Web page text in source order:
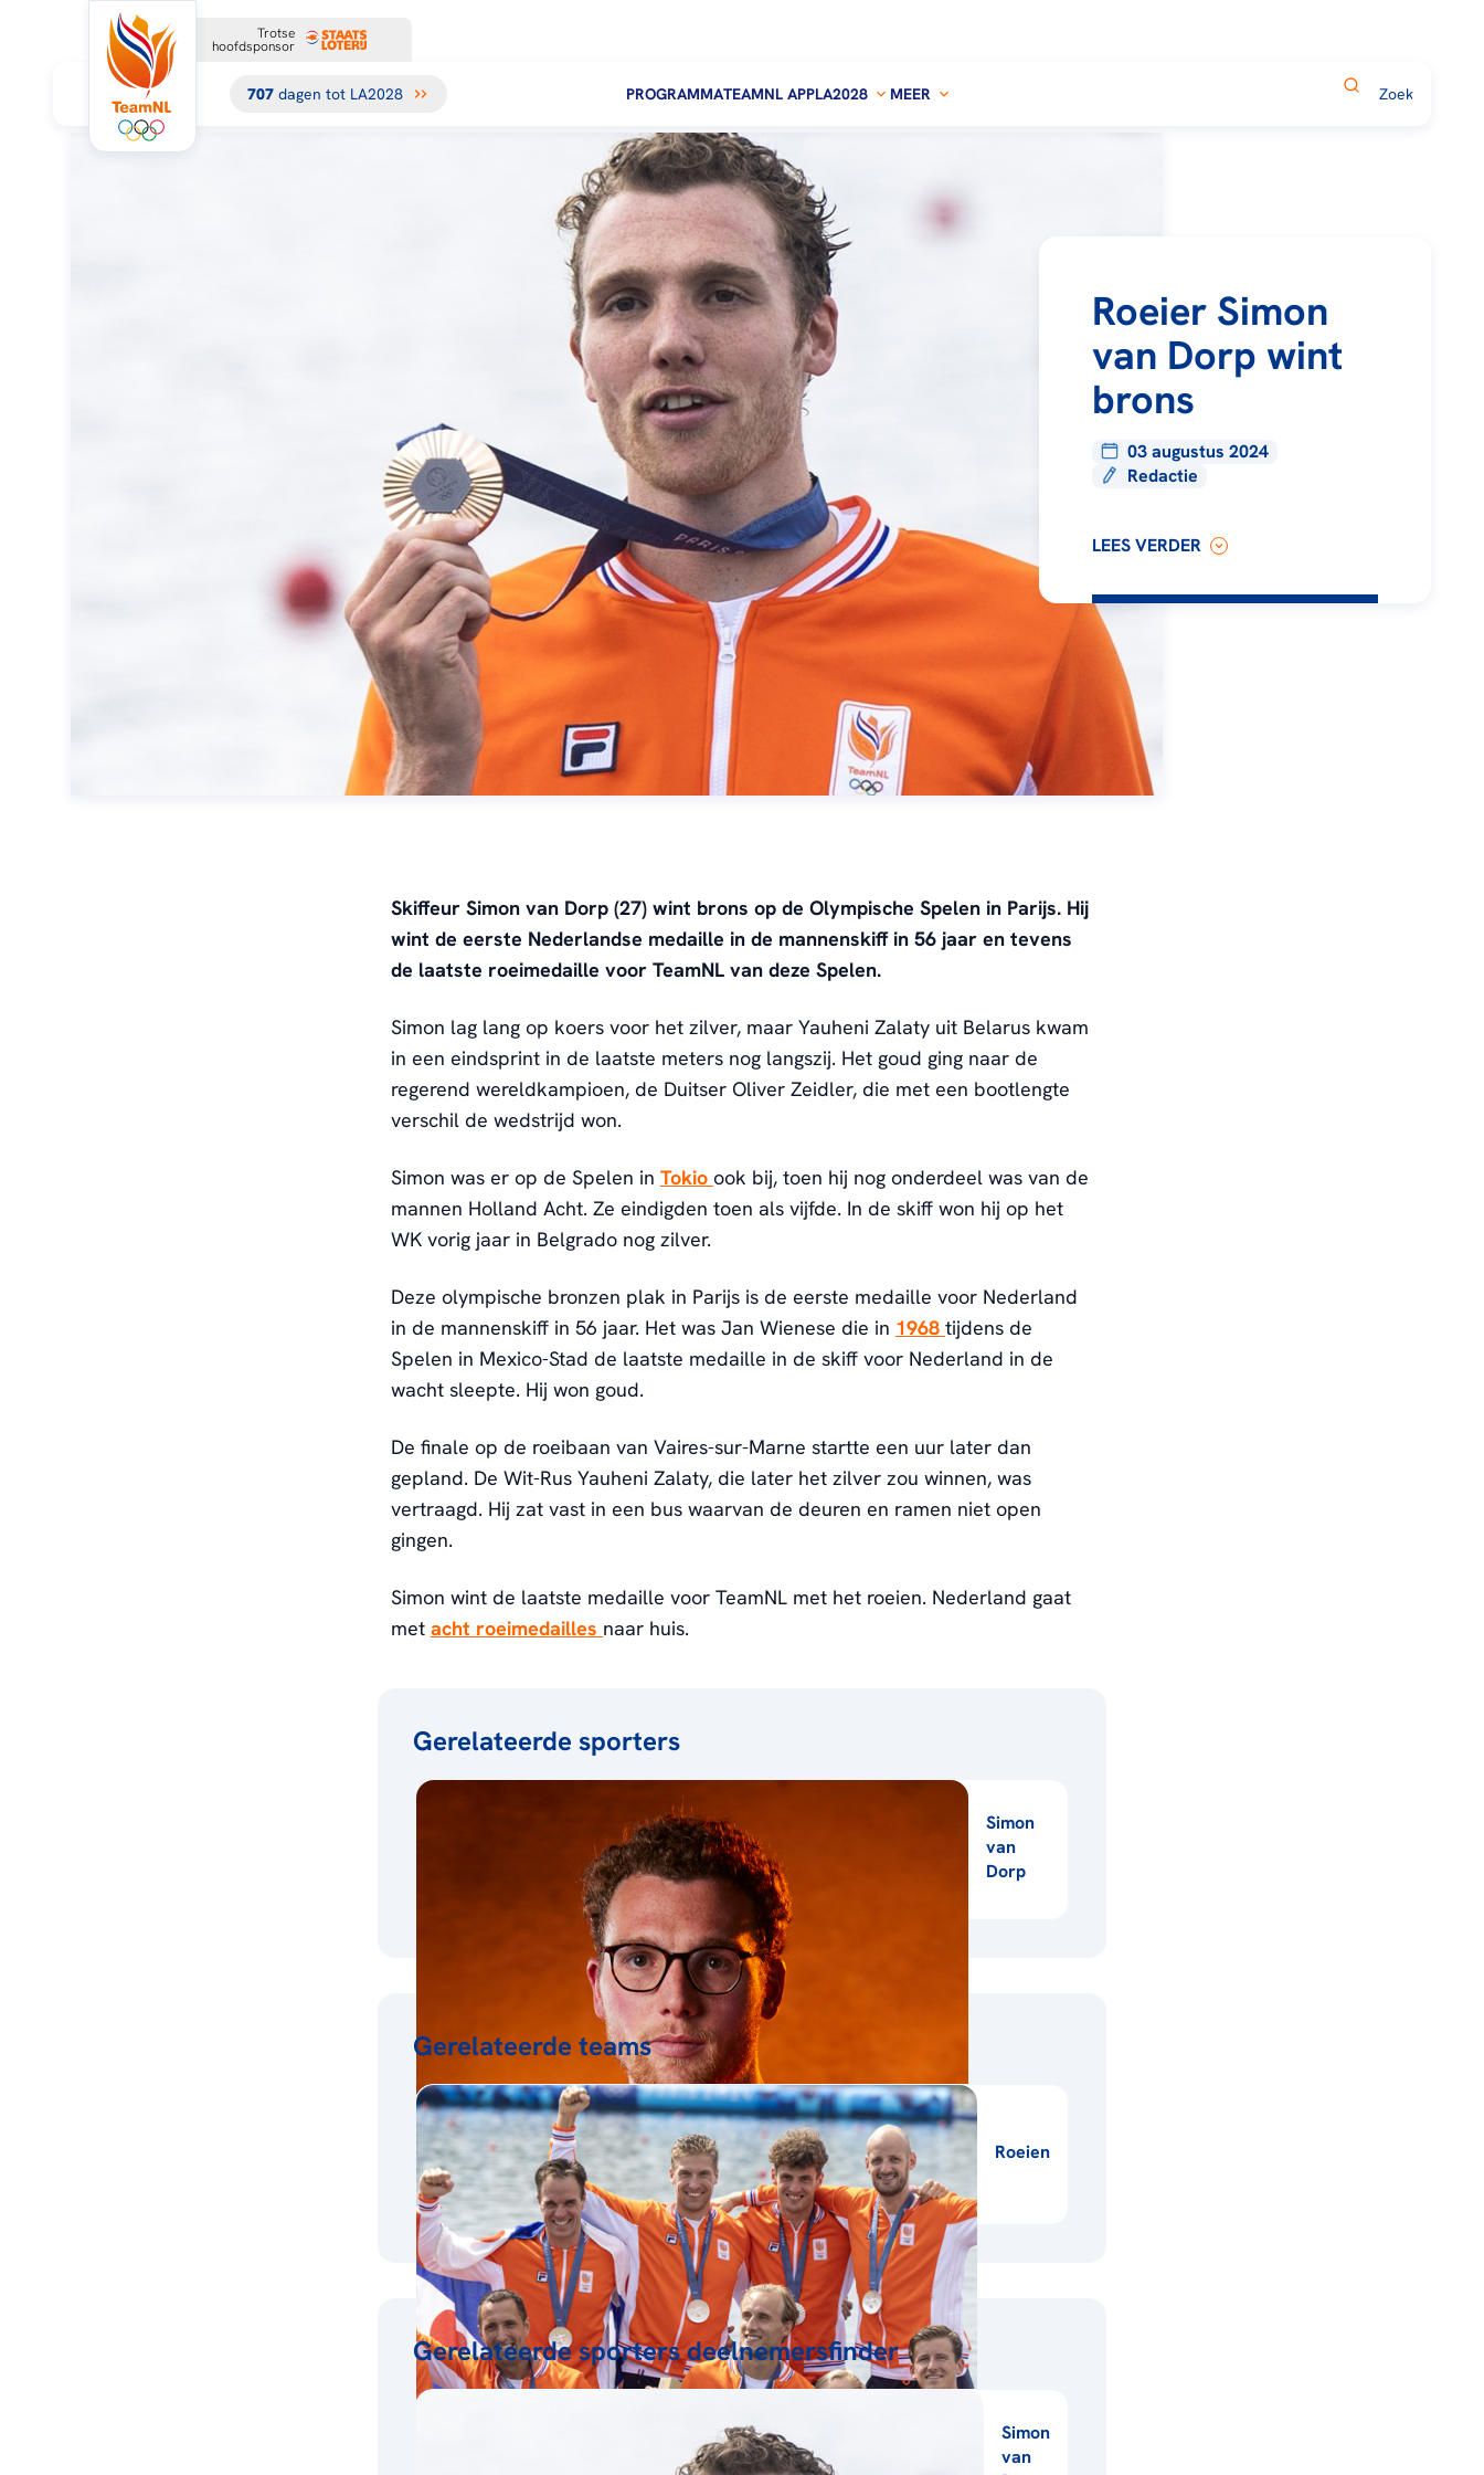
Trotse
hoofdsponsor
707 dagen tot LA2028 PROGRAMMATEAMNL APPLA2028 MEER
Roeier Simon
van Dorp wint
brons
03 augustus 2024
Redactie
LEES VERDER
Skiffeur Simon van Dorp (27) wint brons op de Olympische Spelen in Parijs. Hij
wint de eerste Nederlandse medaille in de mannenskiff in 56 jaar en tevens
de laatste roeimedaille voor TeamNL van deze Spelen.
Simon lag lang op koers voor het zilver, maar Yauheni Zalaty uit Belarus kwam
in een eindsprint in de laatste meters nog langszij. Het goud ging naar de
regerend wereldkampioen, de Duitser Oliver Zeidler, die met een bootlengte
verschil de wedstrijd won.
Simon was er op de Spelen in Tokio ook bij, toen hij nog onderdeel was van de
mannen Holland Acht. Ze eindigden toen als vijfde. In de skiff won hij op het
WK vorig jaar in Belgrado nog zilver.
Deze olympische bronzen plak in Parijs is de eerste medaille voor Nederland
in de mannenskiff in 56 jaar. Het was Jan Wienese die in 1968 tijdens de
Spelen in Mexico-Stad de laatste medaille in de skiff voor Nederland in de
wacht sleepte. Hij won goud.
De finale op de roeibaan van Vaires-sur-Marne startte een uur later dan
gepland. De Wit-Rus Yauheni Zalaty, die later het zilver zou winnen, was
vertraagd. Hij zat vast in een bus waarvan de deuren en ramen niet open
gingen.
Simon wint de laatste medaille voor TeamNL met het roeien. Nederland gaat
met acht roeimedailles naar huis.
Gerelateerde sporters
Simon
van
Dorp
Gerelateerde teams
Roeien
Gerelateerde sporters deelnemersfinder
Simon
van